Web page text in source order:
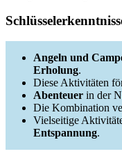
Angeln und
Erholung.
Diese Aktivitäten
Abenteuer in der
Die Kombination
Vielseitige
Entspannung.